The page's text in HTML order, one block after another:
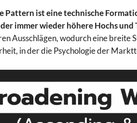
Pattern ist eine technische
immer wieder höhere Hochs
Ausschlägen, wodurch eine breite
in der die Psychologie der